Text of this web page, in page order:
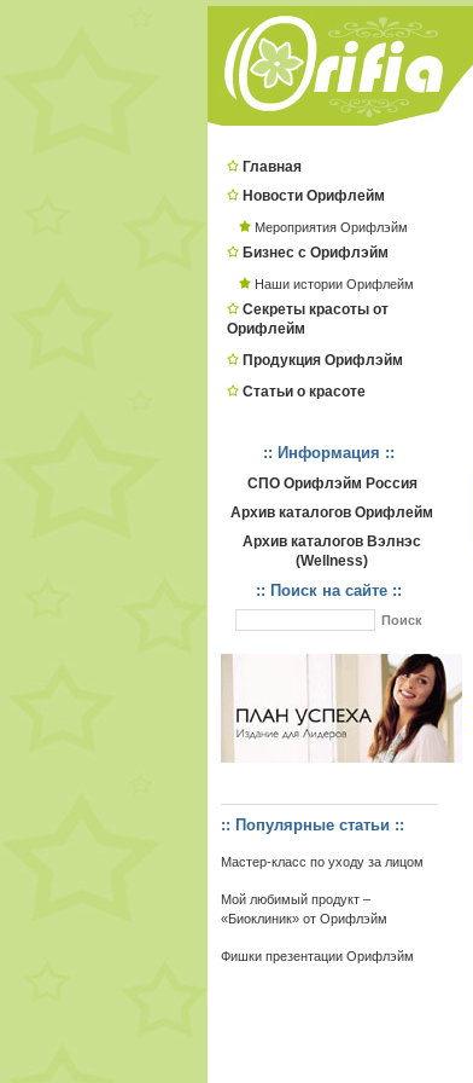
Главная
Новости Орифлейм
Мероприятия Орифлэйм
Бизнес с Орифлэйм
Наши истории Орифлейм
Секреты красоты от
Орифлейм
Продукция Орифлэйм
Статьи о красоте
:: Информация ::
СПО Орифлэйм Россия
Архив каталогов Орифлейм
Архив каталогов Вэлнэс
(Wellness)
:: Поиск на сайте ::
:: Популярные статьи ::
Мастер-класс по уходу за лицом
Мой любимый продукт –
«Биоклиник» от Орифлэйм
Фишки презентации Орифлэйм